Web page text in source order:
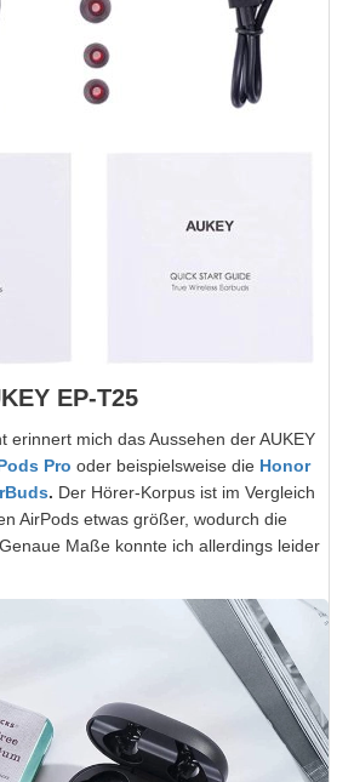
EP-T25
erinnert mich das Aussehen der AUKEY
Pro oder beispielsweise die Honor
. Der Hörer-Korpus ist im Vergleich
AirPods etwas größer, wodurch die
Maße konnte ich allerdings leider